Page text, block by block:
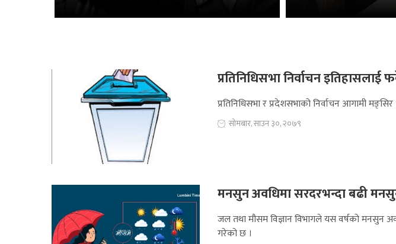
प्रतिनिधिसभा निर्वाचन इतिहासलाई
प्रतिनिधिसभा र प्रदेशसभाको निर्वाचन आगामी
सोमबार, साउन ३०, २०७९
मनसुन अवधिमा सरदरभन्दा बढी
जल तथा मौसम विज्ञान विभागले यस वर्षको मनसुन
गरेको छ ।